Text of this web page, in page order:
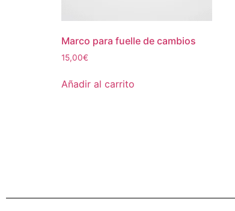
Marco para fuelle de cambios
15,00€
Añadir al carrito